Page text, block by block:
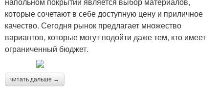
которые сочетают в себе доступную цену и приличное
качество. Сегодня рынок предлагает множество
вариантов, которые могут подойти даже тем, кто имеет
ограниченный бюджет.
читать дальше →